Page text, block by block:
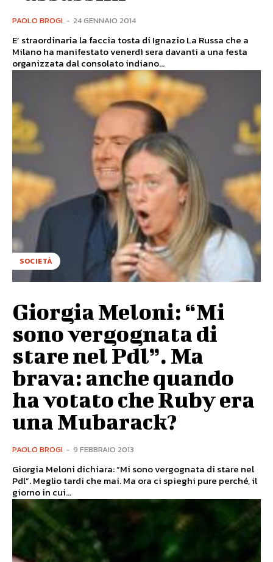
PAOLO BROGI - 24 GENNAIO 2014
E’ straordinaria la faccia tosta di Ignazio La Russa che a
Milano ha manifestato venerdì sera davanti a una festa
organizzata dal consolato indiano...
SOCIETÀ
Giorgia Meloni: “Mi
sono vergognata di
stare nel Pdl”. Ma
brava: anche quando
ha votato che Ruby era
una Mubarack?
PAOLO BROGI - 9 FEBBRAIO 2013
Giorgia Meloni dichiara: “Mi sono vergognata di stare nel
Pdl”. Meglio tardi che mai. Ma ora ci spieghi pure perché, il
giorno in cui...